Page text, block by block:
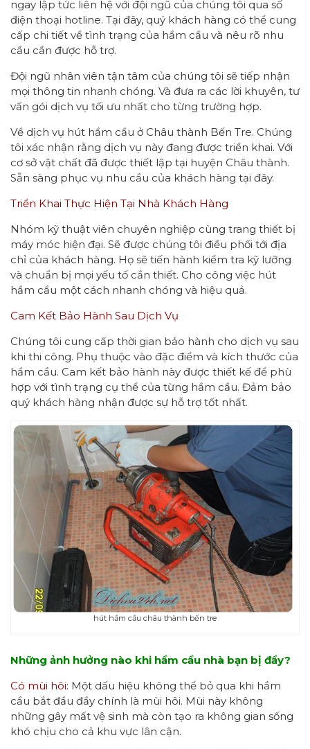
ngay lập tức liên hệ với đội ngũ của chúng tôi qua số
điện thoại hotline. Tại đây, quý khách hàng có thể cung
cấp chi tiết về tình trạng của hầm cầu và nêu rõ nhu
cầu cần được hỗ trợ.
Đội ngũ nhân viên tận tâm của chúng tôi sẽ tiếp nhận
mọi thông tin nhanh chóng. Và đưa ra các lời khuyên, tư
vấn gói dịch vụ tối ưu nhất cho từng trường hợp.
Về dịch vụ hút hầm cầu ở Châu thành Bến Tre. Chúng
tôi xác nhận rằng dịch vụ này đang được triển khai. Với
cơ sở vật chất đã được thiết lập tại huyện Châu thành.
Sẵn sàng phục vụ nhu cầu của khách hàng tại đây.
Triển Khai Thực Hiện Tại Nhà Khách Hàng
Nhóm kỹ thuật viên chuyên nghiệp cùng trang thiết bị
máy móc hiện đại. Sẽ được chúng tôi điều phối tới địa
chỉ của khách hàng. Họ sẽ tiến hành kiểm tra kỹ lưỡng
và chuẩn bị mọi yếu tố cần thiết. Cho công việc hút
hầm cầu một cách nhanh chóng và hiệu quả.
Cam Kết Bảo Hành Sau Dịch Vụ
Chúng tôi cung cấp thời gian bảo hành cho dịch vụ sau
khi thi công. Phụ thuộc vào đặc điểm và kích thước của
hầm cầu. Cam kết bảo hành này được thiết kế để phù
hợp với tình trạng cụ thể của từng hầm cầu. Đảm bảo
quý khách hàng nhận được sự hỗ trợ tốt nhất.
hút hầm cầu châu thành bến tre
Những ảnh hưởng nào khi hầm cầu nhà bạn bị đầy?
Có mùi hôi: Một dấu hiệu không thể bỏ qua khi hầm
cầu bắt đầu đầy chính là mùi hôi. Mùi này không
những gây mất vệ sinh mà còn tạo ra không gian sống
khó chịu cho cả khu vực lân cận.